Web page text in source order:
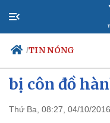
/TIN NÓNG
Chính trị
bị côn đồ
Thứ Ba, 08:27, 04/10/2016